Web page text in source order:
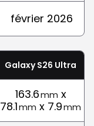
février 2026
Galaxy S26 Ultra
163.6mm x
78.1mm x 7.9mm